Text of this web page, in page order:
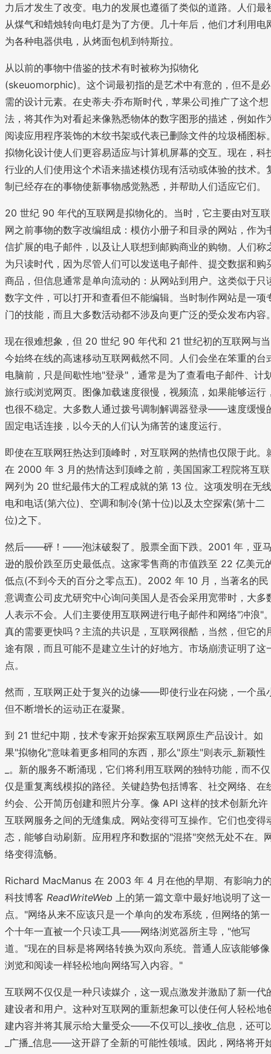
力后才发生了改变。电力的发展也遵循了类似的道路。人们最
从煤气和蜡烛转向电灯是为了方便。几十年后，他们才利用电
为各种电器供电，从烤面包机到特斯拉。
从以前的事物中借鉴的技术有时被称为拟物化
(skeuomorphic)。这个词最初指的是艺术中有意的，但不是必
需的设计元素。在史蒂夫·乔布斯时代，苹果公司推广了这个想
法，将其作为对看起来像熟悉物体的数字图形的描述，例如作
阅读应用程序装饰的木纹书架或代表已删除文件的垃圾桶图标
拟物化设计使人们更容易适应与计算机屏幕的交互。现在，科
行业的人们使用这个术语来描述模仿现有活动或体验的技术。
制已经存在的事物使新事物感觉熟悉，并帮助人们适应它们。
20 世纪 90 年代的互联网是拟物化的。当时，它主要由对互联
网之前事物的数字改编组成：模仿小册子和目录的网站，作为
信扩展的电子邮件，以及让人联想到邮购商业的购物。人们称
为只读时代，因为尽管人们可以发送电子邮件、提交数据和购
商品，但信息通常是单向流动的：从网站到用户。这类似于只
数字文件，可以打开和查看但不能编辑。当时制作网站是一项
门的技能，而且大多数活动都不涉及向更广泛的受众发布内容
现在很难想象，但 20 世纪 90 年代和 21 世纪初的互联网与当
今始终在线的高速移动互联网截然不同。人们会坐在笨重的台
电脑前，只是间歇性地"登录"，通常是为了查看电子邮件、计
旅行或浏览网页。图像加载速度很慢，视频流，如果能够运行
也很不稳定。大多数人通过拨号调制解调器登录——速度缓慢
固定电话连接，以今天的人们认为痛苦的速度运行。
即使在互联网狂热达到顶峰时，对互联网的热情也仅限于此。
在 2000 年 3 月的热情达到顶峰之前，美国国家工程院将互联
网列为 20 世纪最伟大的工程成就的第 13 位。这项发明在无线
电和电话(第六位)、空调和制冷(第十位)以及太空探索(第十二
位)之下。
然后——砰！——泡沫破裂了。股票全面下跌。2001 年，亚
逊的股价跌至历史最低点。这家零售商的市值跌至 22 亿美元
低点(不到今天的百分之零点五)。2002 年 10 月，当著名的民
意调查公司皮尤研究中心询问美国人是否会采用宽带时，大多
人表示不会。人们主要使用互联网进行电子邮件和网络"冲浪"
真的需要更快吗？主流的共识是，互联网很酷，当然，但它的
途有限，而且可能不是建立生计的好地方。市场崩溃证明了这
点。
然而，互联网正处于复兴的边缘——即使行业在闷烧，一个虽
但不断增长的运动正在凝聚。
到 21 世纪中期，技术专家开始探索互联网原生产品设计。如
果"拟物化"意味着更多相同的东西，那么"原生"则表示_新颖性
_。新的服务不断涌现，它们将利用互联网的独特功能，而不仅
仅是重复离线模拟的路径。关键趋势包括博客、社交网络、在
约会、公开简历创建和照片分享。像 API 这样的技术创新允许
互联网服务之间的无缝集成。网站变得可互操作。它们也变得
态，能够自动刷新。应用程序和数据的"混搭"突然无处不在。
络变得流畅。
Richard MacManus 在 2003 年 4 月在他的早期、有影响力
科技博客 ReadWriteWeb 上的第一篇文章中最好地说明了这一
点。"网络从来不应该只是一个单向的发布系统，但网络的第一
个十年一直被一个只读工具——网络浏览器所主导，"他写
道。"现在的目标是将网络转换为双向系统。普通人应该能够像
浏览和阅读一样轻松地向网络写入内容。"
互联网不仅仅是一种只读媒介，这一观点激发并激励了新一代
建设者和用户。这种对互联网的重新想象可以使任何人轻松地
建内容并将其展示给大量受众——不仅可以_接收_信息，还可
_广播_信息——这开辟了全新的可能性领域。因此，网络将开